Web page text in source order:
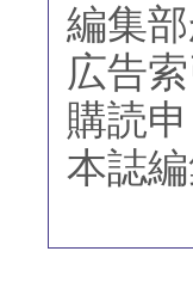
編集
広告索
購読
本誌